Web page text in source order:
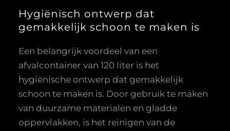
Hygiënisch ontwerp dat
gemakkelijk schoon te maken is
Een belangrijk voordeel van een
afvalcontainer van 120 liter is het
hygiënische ontwerp dat gemakkelijk
schoon te maken is. Door gebruik te maken
van duurzame materialen en gladde
oppervlakken, is het reinigen van de